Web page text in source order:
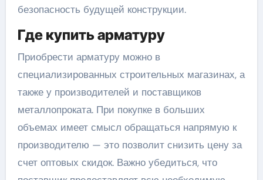
безопасность будущей конструкции.
Где купить арматуру
Приобрести арматуру можно в
специализированных строительных магазинах, а
также у производителей и поставщиков
металлопроката. При покупке в больших
объемах имеет смысл обращаться напрямую к
производителю — это позволит снизить цену за
счет оптовых скидок. Важно убедиться, что